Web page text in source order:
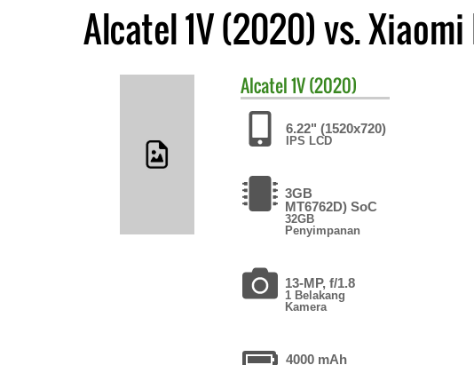
Alcatel 1V (2020) vs.
Alcatel1V (2020)
6.22" (1520x720)
IPS LCD
3GB
MT6762D) SoC
32GB
Penyimpanan
13-MP, f/1.8
1 Belakang
Kamera
4000 mAh